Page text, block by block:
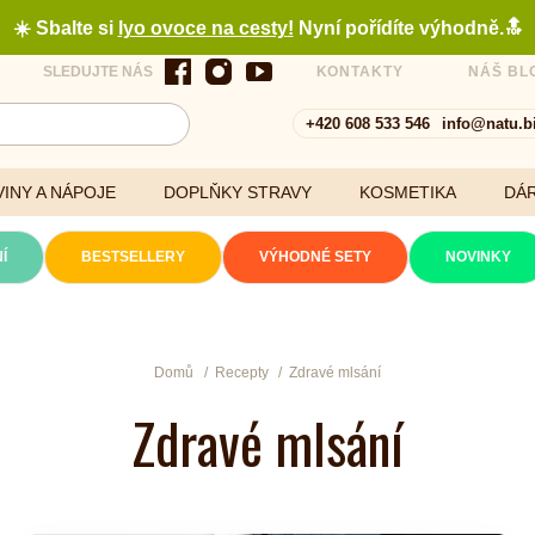
☀️ Sbalte si lyo ovoce na cesty! Nyní pořídíte výhodně.🔝
SLEDUJTE NÁS KONTAKTY NÁŠ
+420 608 533 546
A NÁPOJE DOPLŇKY STRAVY KOSMETIKA
BESTSELLERY VÝHODNÉ SETY NOVINKY
Domů Recepty Zdravé mlsání
Zdravé mlsání